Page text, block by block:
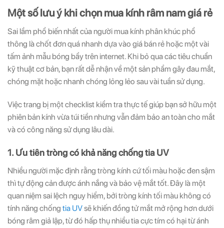
Một số lưu ý khi chọn mua kính râm nam giá rẻ
Sai lầm phổ biến nhất của người mua kính phân khúc phổ
thông là chốt đơn quá nhanh dựa vào giá bán rẻ hoặc một vài
tấm ảnh mẫu bóng bẩy trên internet. Khi bỏ qua các tiêu chuẩn
kỹ thuật cơ bản, bạn rất dễ nhận về một sản phẩm gây đau mắt,
chóng mặt hoặc nhanh chóng lỏng lẻo sau vài tuần sử dụng.
Việc trang bị một checklist kiểm tra thực tế giúp bạn sở hữu một
phiên bản kính vừa túi tiền nhưng vẫn đảm bảo an toàn cho mắt
và có công năng sử dụng lâu dài.
1. Ưu tiên tròng có khả năng chống tia UV
Nhiều người mặc định rằng tròng kính cứ tối màu hoặc đen sậm
thì tự động cản được ánh nắng và bảo vệ mắt tốt. Đây là một
quan niệm sai lệch nguy hiểm, bởi tròng kính tối màu không có
tính năng chống tia UVsẽ khiến đồng tử mắt mở rộng hơn dưới
bóng râm giả lập, từ đó hấp thụ nhiều tia cực tím có hại từ ánh